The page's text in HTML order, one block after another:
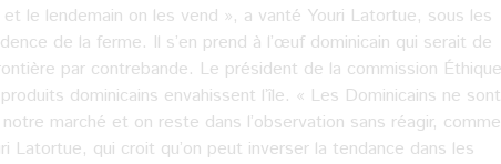
le lendemain on les vend », a vanté Youri Latortue, sous les
de la ferme. Il s’en prend à l’œuf dominicain qui serait de
par contrebande. Le président de la commission Éthique
dominicains envahissent l’île. « Les Dominicains ne sont
marché et on reste dans l’observation sans réagir, comme
Latortue, qui croit qu’on peut inverser la tendance dans les